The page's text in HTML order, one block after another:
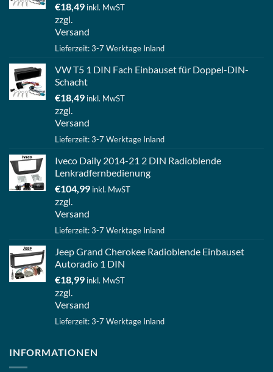
€18,49 inkl. MwST
zzgl.
Versand
Lieferzeit: 3-7 Werktage Inland
VW T5 1 DIN Fach Einbauset für Doppel-DIN-
Schacht
€18,49 inkl. MwST
zzgl.
Versand
Lieferzeit: 3-7 Werktage Inland
Iveco Daily 2014-21 2 DIN Radioblende
Lenkradfernbedienung
€104,99 inkl. MwST
zzgl.
Versand
Lieferzeit: 3-7 Werktage Inland
Jeep Grand Cherokee Radioblende Einbauset
Autoradio 1 DIN
€18,99 inkl. MwST
zzgl.
Versand
Lieferzeit: 3-7 Werktage Inland
INFORMATIONEN